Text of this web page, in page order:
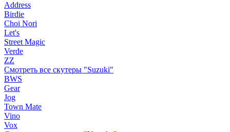
Address
Birdie
Choi Nori
Let's
Street Magic
Verde
ZZ
Смотреть все скутеры "Suzuki"
BWS
Gear
Jog
Town Mate
Vino
Vox